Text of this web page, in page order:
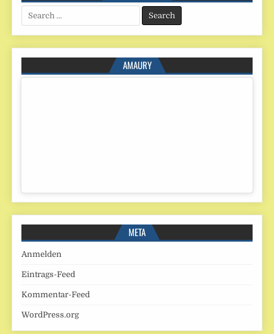
Search
for:
AMAURY
META
Anmelden
Eintrags-Feed
Kommentar-Feed
WordPress.org